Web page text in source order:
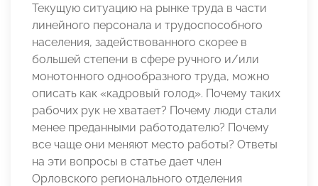
Текущую ситуацию на рынке труда в части
линейного персонала и трудоспособного
населения, задействованного скорее в
большей степени в сфере ручного и/или
монотонного однообразного труда, можно
описать как «кадровый голод». Почему таких
рабочих рук не хватает? Почему люди стали
менее преданными работодателю? Почему
все чаще они меняют место работы? Ответы
на эти вопросы в статье дает член
Орловского регионального отделения